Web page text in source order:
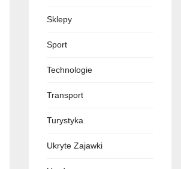
Sklepy
Sport
Technologie
Transport
Turystyka
Ukryte Zajawki